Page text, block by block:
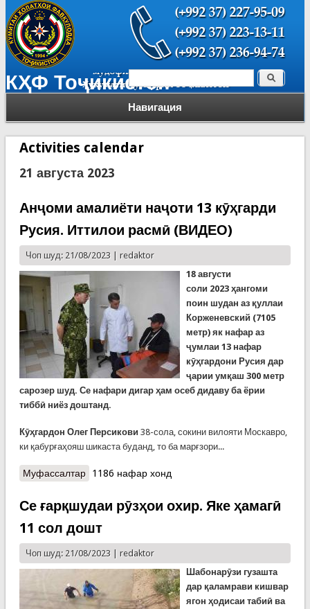
КҲФ Тоҷикистон
Навигация
Форма поиска Поиск
Activities calendar
21 августа 2023
Анҷоми амалиёти наҷоти 13 кӯҳгарди
Русия. Иттилои расмӣ (ВИДЕО)
Чоп шуд: 21/08/2023 | redaktor
18 августи
соли 2023 ҳангоми
поин шудан аз қуллаи
Корженевский (7105
метр) як нафар аз
ҷумлаи 13 нафар
кӯҳгардони Русия дар
ҷарии умқаш 300 метр
сарозер шуд. Се нафари дигар ҳам осеб дидаву ба ёрии
тиббӣ ниёз доштанд.
Кӯҳгардон Олег Персикови 38-сола, сокини вилояти Москавро,
ки қабурғаҳояш шикаста буданд, то ба марғзори...
Муфассалтаро Анҷоми амалиёти наҷоти 13 кӯҳгарди Русия.
1186 нафар хонд
Се ғарқшудаи рӯзҳои охир. Яке ҳамагӣ
11 сол дошт
Чоп шуд: 21/08/2023 | redaktor
Шабонарӯзи гузашта
дар қаламрави кишвар
ягон ҳодисаи табиӣ ва